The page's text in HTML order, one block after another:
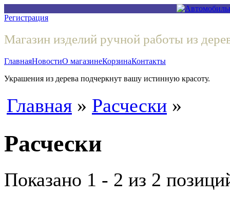
Регистрация
Магазин изделий ручной работы из
ГлавнаяНовостиО магазинеКорзинаКонтакты
Украшения из дерева подчеркнут вашу истинную красоту.
Главная » Расчески »
Расчески
Показано 1 - 2 из 2